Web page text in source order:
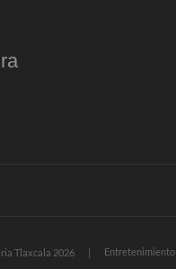
Tlaxcala 2026 Entretenimiento